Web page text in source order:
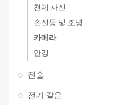
천체 사진
손전등 및 조명
카메라
안경
전술
전기 같은